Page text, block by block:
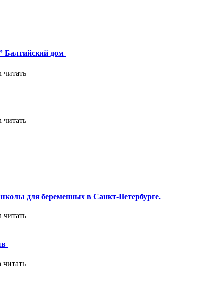
Балтийский дом
читать
читать
для беременных в Санкт-Петербурге.
читать
читать